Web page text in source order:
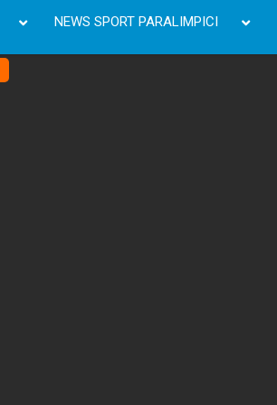
NEWS SPORT PARALIMPICI